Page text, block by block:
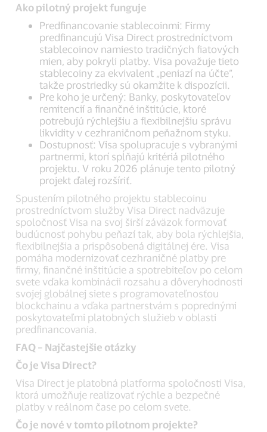
Ako pilotný projekt funguje
Predfinancovanie stablecoinmi: Firmy
predfinancujú Visa Direct prostredníctvom
stablecoinov namiesto tradičných fiatových
mien, aby pokryli platby. Visa považuje tieto
stablecoiny za ekvivalent „peniazí na účte“,
takže prostriedky sú okamžite k dispozícii.
Pre koho je určený: Banky, poskytovateľov
remitencií a finančné inštitúcie, ktoré
potrebujú rýchlejšiu a flexibilnejšiu správu
likvidity v cezhraničnom peňažnom styku.
Dostupnosť: Visa spolupracuje s vybranými
partnermi, ktorí spĺňajú kritériá pilotného
projektu. V roku 2026 plánuje tento pilotný
projekt ďalej rozšíriť.
Spustením pilotného projektu stablecoinu
prostredníctvom služby Visa Direct nadväzuje
spoločnosť Visa na svoj širší záväzok formovať
budúcnosť pohybu peňazí tak, aby bola rýchlejšia,
flexibilnejšia a prispôsobená digitálnej ére. Visa
pomáha modernizovať cezhraničné platby pre
firmy, finančné inštitúcie a spotrebiteľov po celom
svete vďaka kombinácii rozsahu a dôveryhodnosti
svojej globálnej siete s programovateľnosťou
blockchainu a vďaka partnerstvám s poprednými
poskytovateľmi platobných služieb v oblasti
predfinancovania.
FAQ – Najčastejšie otázky
Čo je Visa Direct?
Visa Direct je platobná platforma spoločnosti Visa,
ktorá umožňuje realizovať rýchle a bezpečné
platby v reálnom čase po celom svete.
Čo je nové v tomto pilotnom projekte?